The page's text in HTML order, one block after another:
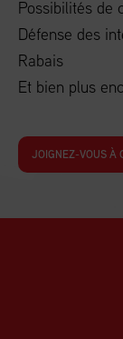
Possibilités de
Défense des
Rabais
Et bien plus
JOIGNEZ-VOUS À